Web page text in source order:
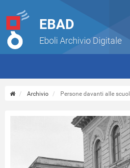
EBAD
Eboli Archivio Digitale
Archivio Persone davanti alle